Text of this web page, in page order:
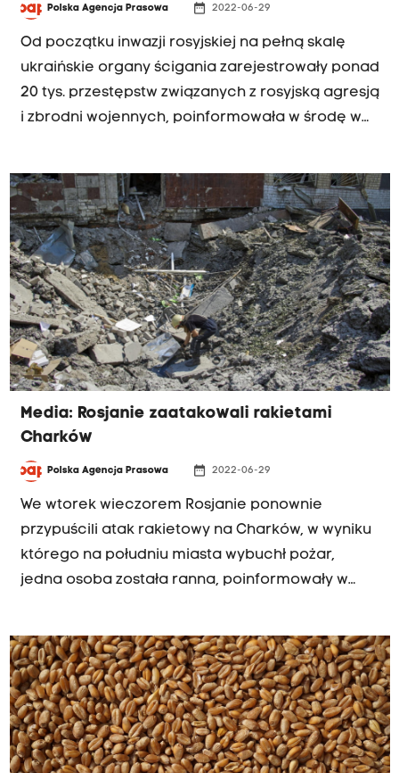
Polska Agencja Prasowa date_range 2022-06-29
Od początku inwazji rosyjskiej na pełną skalę
ukraińskie organy ścigania zarejestrowały ponad
20 tys. przestępstw związanych z rosyjską agresją
i zbrodni wojennych, poinformowała w środę w
Media: Rosjanie zaatakowali rakietami
Charków
Polska Agencja Prasowa date_range 2022-06-29
We wtorek wieczorem Rosjanie ponownie
przypuścili atak rakietowy na Charków, w wyniku
którego na południu miasta wybuchł pożar,
jedna osoba została ranna, poinformowały w